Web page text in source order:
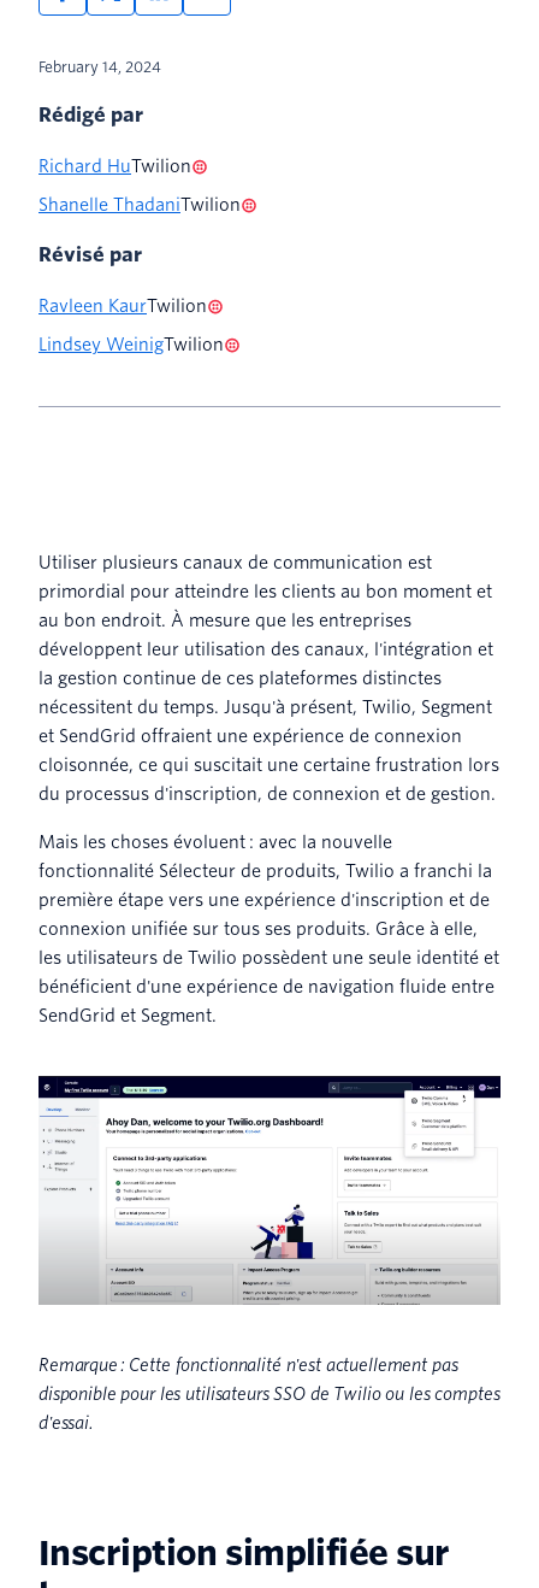
February 14, 2024
Rédigé par
Richard HuTwilion
Shanelle ThadaniTwilion
Révisé par
Ravleen KaurTwilion
Lindsey WeinigTwilion
Utiliser plusieurs canaux de communication est
primordial pour atteindre les clients au bon moment et
au bon endroit. À mesure que les entreprises
développent leur utilisation des canaux, l'intégration et
la gestion continue de ces plateformes distinctes
nécessitent du temps. Jusqu'à présent, Twilio, Segment
et SendGrid offraient une expérience de connexion
cloisonnée, ce qui suscitait une certaine frustration lors
du processus d'inscription, de connexion et de gestion.
Mais les choses évoluent : avec la nouvelle
fonctionnalité Sélecteur de produits, Twilio a franchi la
première étape vers une expérience d'inscription et de
connexion unifiée sur tous ses produits. Grâce à elle,
les utilisateurs de Twilio possèdent une seule identité et
bénéficient d'une expérience de navigation fluide entre
SendGrid et Segment.
Remarque : Cette fonctionnalité n'est actuellement pas
disponible pour les utilisateurs SSO de Twilio ou les comptes
d'essai.
Inscription simplifiée sur